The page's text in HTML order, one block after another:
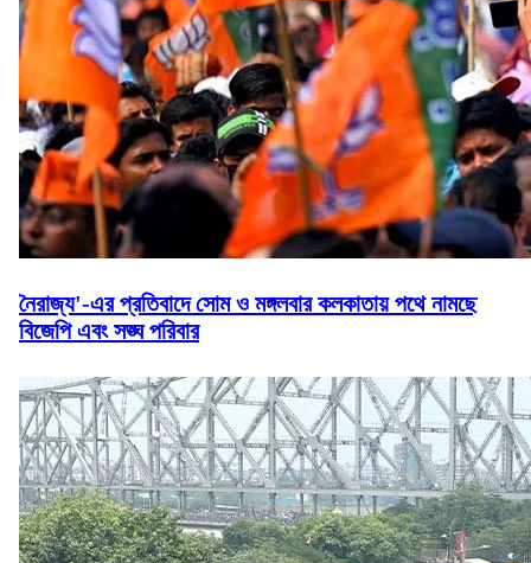
নৈরাজ্য'-এর প্রতিবাদে সোম ও মঙ্গলবার কলকাতায় পথে নামছে
বিজেপি এবং সঙ্ঘ পরিবার